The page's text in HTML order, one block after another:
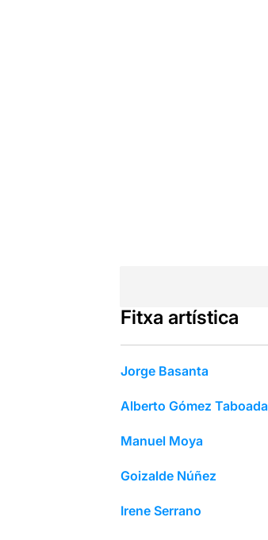
Fitxa artística
Jorge Basanta
Alberto Gómez Taboada
Manuel Moya
Goizalde Núñez
Irene Serrano